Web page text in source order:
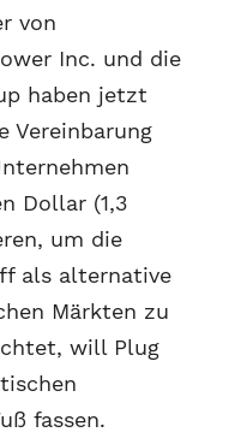
von
Inc. und die
haben jetzt
Vereinbarung
Dollar (1,3
um die
als alternative
Märkten zu
will Plug
fassen.